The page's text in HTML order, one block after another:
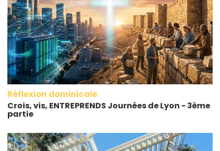
Réflexion dominicale
Crois, vis, ENTREPRENDS Journées de Lyon - 3ème
partie